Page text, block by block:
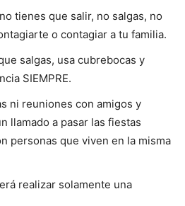
tienes que salir, no salgas, no
o contagiar a tu familia.
salgas, usa cubrebocas y
SIEMPRE.
ni reuniones con amigos y
llamado a pasar las fiestas
personas que viven en la misma
realizar solamente una